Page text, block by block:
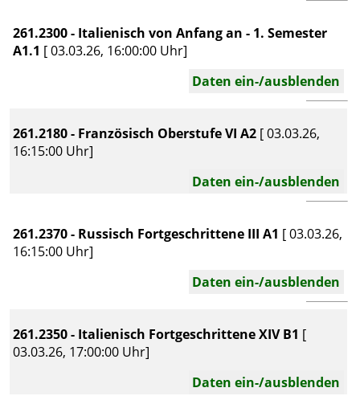
261.2300 - Italienisch von Anfang an - 1. Semester
A1.1 [ 03.03.26, 16:00:00 Uhr]
Daten ein-/ausblenden
261.2180 - Französisch Oberstufe VI A2[ 03.03.26,
16:15:00 Uhr]
Daten ein-/ausblenden
261.2370 - Russisch Fortgeschrittene III A1 [ 03.03.26,
16:15:00 Uhr]
Daten ein-/ausblenden
261.2350 - Italienisch Fortgeschrittene XIV B1 [
03.03.26, 17:00:00 Uhr]
Daten ein-/ausblenden